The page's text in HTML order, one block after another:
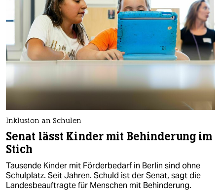
Inklusion an Schulen
Senat lässt Kinder mit Behinderung im
Stich
Tausende Kinder mit Förderbedarf in Berlin sind ohne
Schulplatz. Seit Jahren. Schuld ist der Senat, sagt die
Landesbeauftragte für Menschen mit Behinderung.